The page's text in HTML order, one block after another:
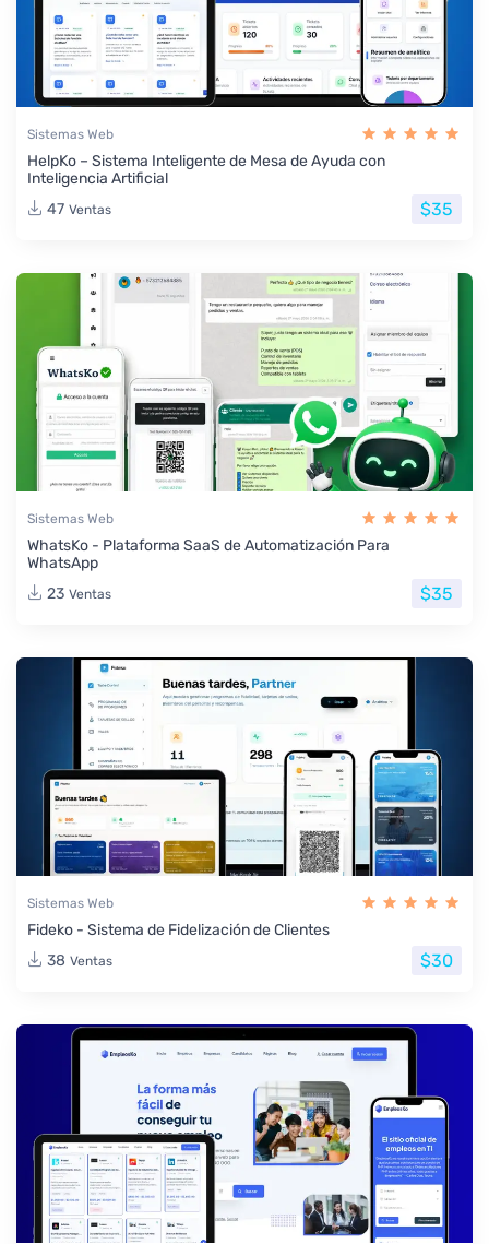
Sistemas Web
HelpKo – Sistema Inteligente de Mesa de Ayuda con
Inteligencia Artificial
47 Ventas $35
Sistemas Web
WhatsKo - Plataforma SaaS de Automatización Para
WhatsApp
23 Ventas $35
Sistemas Web
Fideko - Sistema de Fidelización de Clientes
38 Ventas $30